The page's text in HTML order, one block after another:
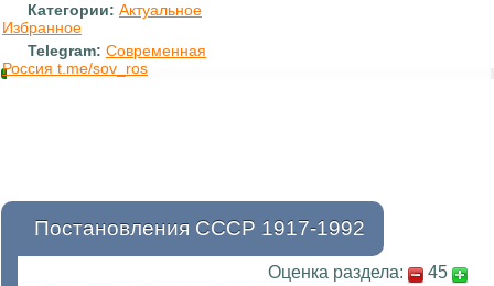
Категории: Актуальное
Избранное
Telegram: Современная
Россия t.me/sov_ros
Постановления СССР 1917-1992
Оценка раздела:
45